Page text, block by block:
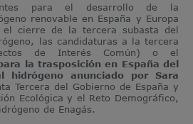
para el desarrollo de la
renovable en España y Europa
el cierre de la tercera subasta del
las candidaturas a la tercera
de Interés Común) o el
la trasposición en España del
hidrógeno anunciado por Sara
Tercera del Gobierno de España y
Ecológica y el Reto Demográfico,
de Enagás.